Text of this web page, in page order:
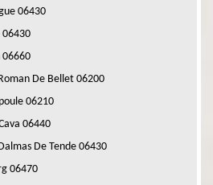
06430
06430
06660
De Bellet 06200
06210
06440
De Tende 06430
06470